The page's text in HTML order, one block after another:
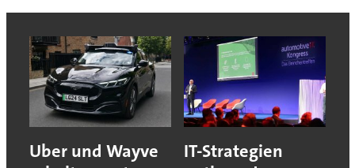
Uber und Wayve
IT-Strategien